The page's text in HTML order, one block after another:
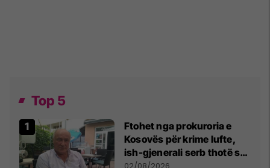
Top 5
Ftohet nga prokuroria e
Kosovës për krime lufte,
ish-gjenerali serb thotë se
dikush e tradhtoi në